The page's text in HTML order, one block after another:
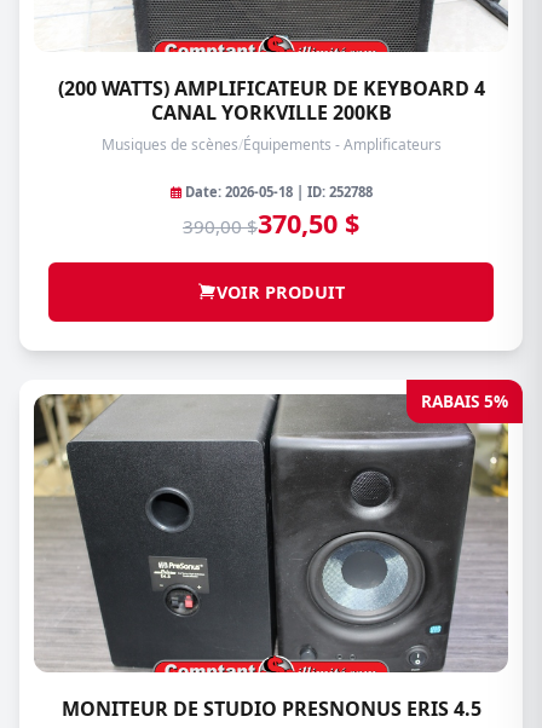
(200 WATTS) AMPLIFICATEUR DE KEYBOARD 4
CANAL YORKVILLE 200KB
Musiques de scènes/Équipements - Amplificateurs
Date: 2026-05-18 | ID: 252788
390,00 $370,50 $
VOIR PRODUIT
RABAIS 5%
MONITEUR DE STUDIO PRESNONUS ERIS 4.5